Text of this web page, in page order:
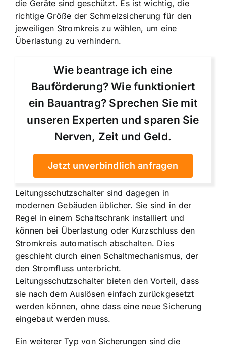
die Geräte sind geschützt. Es ist wichtig, die
richtige Größe der Schmelzsicherung für den
jeweiligen Stromkreis zu wählen, um eine
Überlastung zu verhindern.
Wie beantrage ich eine
Bauförderung? Wie funktioniert
ein Bauantrag? Sprechen Sie mit
unseren Experten und sparen Sie
Nerven, Zeit und Geld.
Jetzt unverbindlich anfragen
Leitungsschutzschalter sind dagegen in
modernen Gebäuden üblicher. Sie sind in der
Regel in einem Schaltschrank installiert und
können bei Überlastung oder Kurzschluss den
Stromkreis automatisch abschalten. Dies
geschieht durch einen Schaltmechanismus, der
den Stromfluss unterbricht.
Leitungsschutzschalter bieten den Vorteil, dass
sie nach dem Auslösen einfach zurückgesetzt
werden können, ohne dass eine neue Sicherung
eingebaut werden muss.
Ein weiterer Typ von Sicherungen sind die